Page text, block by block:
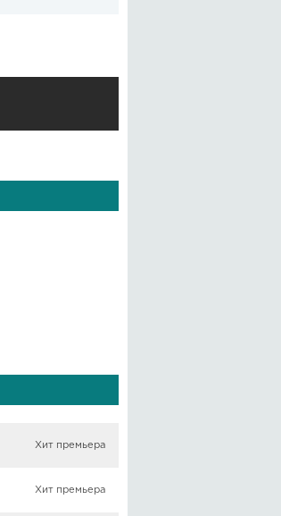
Хит премьера
Хит премьера